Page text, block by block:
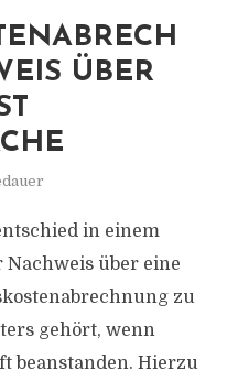
ÜBER
in einem
über eine
zu
gehört, wenn
beanstanden. Hierzu